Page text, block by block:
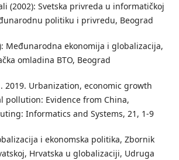
(2002): Svetska privreda u informatičkoj
politiku i privredu, Beograd
Međunarodna ekonomija i globalizacija,
omladina BTO, Beograd
2019. Urbanization, economic growth
pollution: Evidence from China,
Informatics and Systems, 21, 1-9
i ekonomska politika, Zbornik
Hrvatska u globalizaciji, Udruga